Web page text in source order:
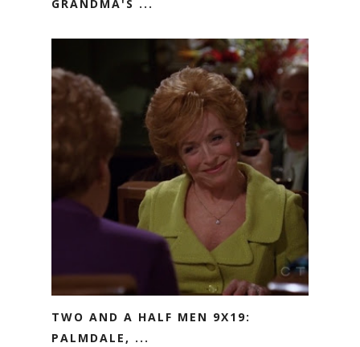
GRANDMA'S ...
TWO AND A HALF MEN 9X19:
PALMDALE, ...